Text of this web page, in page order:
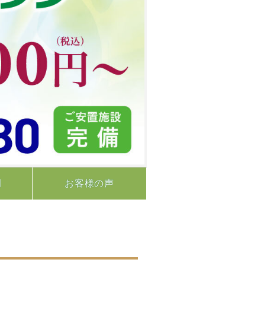
お客様の声